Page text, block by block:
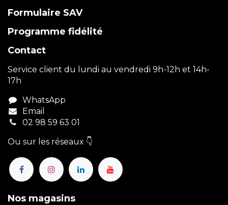
Formulaire SAV
Programme fidélité
Contact
Service client du lundi au vendredi 9h-12h et 14h-
17h
WhatsApp
Email
02 98 59 63 01
Ou sur les réseaux 👇
Nos magasins